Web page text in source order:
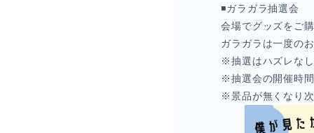
◾️ガラガラ抽選会
会場でグッズをご
ガラガラは一度の
※抽選はハズレな
※抽選会の開催時
※景品が無くなり